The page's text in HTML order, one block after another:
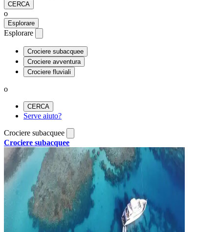
CERCA
o
Esplorare
Esplorare
Crociere subacquee
Crociere avventura
Crociere fluviali
o
CERCA
Serve aiuto?
Crociere subacquee
Crociere subacquee